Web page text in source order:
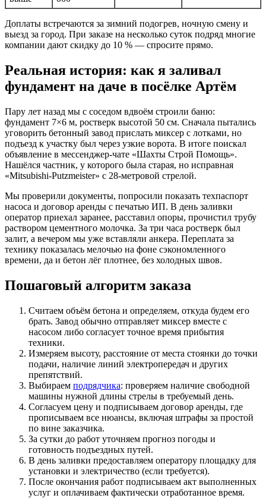
Доплаты встречаются за зимний подогрев, ночную смену и
выезд за город. При заказе на несколько суток подряд многие
компании дают скидку до 10 % — спросите прямо.
Реальная история: как я заливал
фундамент на даче в посёлке Артём
Пару лет назад мы с соседом вдвоём строили баню:
фундамент 7×6 м, ростверк высотой 50 см. Сначала пытались
уговорить бетонный завод прислать миксер с лотками, но
подъезд к участку был через узкие ворота. В итоге поискал
объявление в мессенджер-чате «Шахты Строй Помощь».
Нашёлся частник, у которого была старая, но исправная
«Mitsubishi-Putzmeister» с 28-метровой стрелой.
Мы проверили документы, попросили показать техпаспорт
насоса и договор аренды с печатью ИП. В день заливки
оператор приехал заранее, расставил опоры, прочистил трубу
раствором цементного молочка. За три часа ростверк был
залит, а вечером мы уже вставляли анкера. Переплата за
технику показалась мелочью на фоне сэкономленного
времени, да и бетон лёг плотнее, без холодных швов.
Пошаговый алгоритм заказа
Считаем объём бетона и определяем, откуда будем его
брать. Завод обычно отправляет миксер вместе с
насосом либо согласует точное время прибытия
техники.
Измеряем высоту, расстояние от места стоянки до точки
подачи, наличие линий электропередач и других
препятствий.
Выбираем подрядчика: проверяем наличие свободной
машины нужной длины стрелы в требуемый день.
Согласуем цену и подписываем договор аренды, где
прописываем все нюансы, включая штрафы за простой
по вине заказчика.
За сутки до работ уточняем прогноз погоды и
готовность подъездных путей.
В день заливки предоставляем оператору площадку для
установки и электричество (если требуется).
После окончания работ подписываем акт выполненных
услуг и оплачиваем фактически отработанное время.